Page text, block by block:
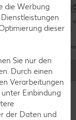
60 Minuten
Bis
die Werbung
dieser
Sie nur den
Durch einen
Verarbeitungen
Einbindung
der Daten und